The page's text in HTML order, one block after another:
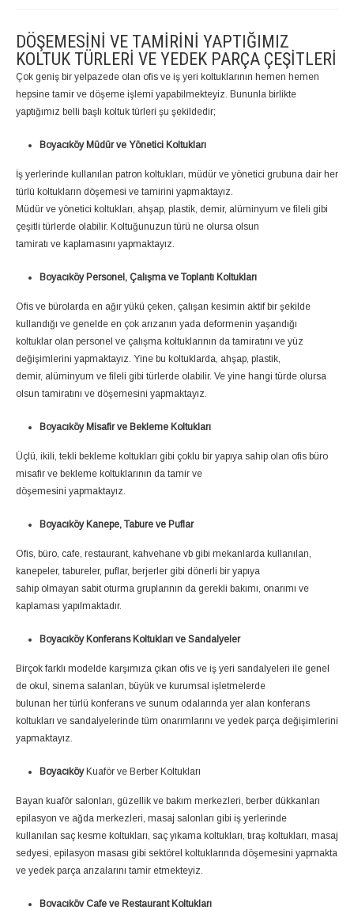
DÖŞEMESINI VE TAMIRINI YAPTIĞIMIZ
KOLTUK TÜRLERI VE YEDEK PARÇA ÇEŞITLERI
Çok geniş bir yelpazede olan ofis ve iş yeri koltuklarının hemen hemen
hepsine tamir ve döşeme işlemi yapabilmekteyiz. Bununla birlikte
yaptığımız belli başlı koltuk türleri şu şekildedir;
Boyacıköy Müdür ve Yönetici Koltukları
İş yerlerinde kullanılan patron koltukları, müdür ve yönetici grubuna dair her
türlü koltukların döşemesi ve tamirini yapmaktayız.
Müdür ve yönetici koltukları, ahşap, plastik, demir, alüminyum ve fileli gibi
çeşitli türlerde olabilir. Koltuğunuzun türü ne olursa olsun
tamiratı ve kaplamasını yapmaktayız.
Boyacıköy Personel, Çalışma ve Toplantı Koltukları
Ofis ve bürolarda en ağır yükü çeken, çalışan kesimin aktif bir şekilde
kullandığı ve genelde en çok arızanın yada deformenin yaşandığı
koltuklar olan personel ve çalışma koltuklarının da tamiratını ve yüz
değişimlerini yapmaktayız. Yine bu koltuklarda, ahşap, plastik,
demir, alüminyum ve fileli gibi türlerde olabilir. Ve yine hangi türde olursa
olsun tamiratını ve döşemesini yapmaktayız.
Boyacıköy Misafir ve Bekleme Koltukları
Üçlü, ikili, tekli bekleme koltukları gibi çoklu bir yapıya sahip olan ofis büro
misafir ve bekleme koltuklarının da tamir ve
döşemesini yapmaktayız.
Boyacıköy Kanepe, Tabure ve Puflar
Ofis, büro, cafe, restaurant, kahvehane vb gibi mekanlarda kullanılan,
kanepeler, tabureler, puflar, berjerler gibi dönerli bir yapıya
sahip olmayan sabit oturma gruplarının da gerekli bakımı, onarımı ve
kaplaması yapılmaktadır.
Boyacıköy Konferans Koltukları ve Sandalyeler
Birçok farklı modelde karşımıza çıkan ofis ve iş yeri sandalyeleri ile genel
de okul, sinema salanları, büyük ve kurumsal işletmelerde
bulunan her türlü konferans ve sunum odalarında yer alan konferans
koltukları ve sandalyelerinde tüm onarımlarını ve yedek parça değişimlerini
yapmaktayız.
BoyacıköyKuaför ve Berber Koltukları
Bayan kuaför salonları, güzellik ve bakım merkezleri, berber dükkanları
epilasyon ve ağda merkezleri, masaj salonları gibi iş yerlerinde
kullanılan saç kesme koltukları, saç yıkama koltukları, tıraş koltukları, masaj
sedyesi, epilasyon masası gibi sektörel koltuklarında döşemesini yapmakta
ve yedek parça arızalarını tamir etmekteyiz.
Boyacıköy Cafe ve Restaurant Koltukları